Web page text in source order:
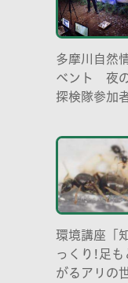
多摩川自然
ベント 夜の
探検隊参加
環境講座「
っくり!足も
がるアリの